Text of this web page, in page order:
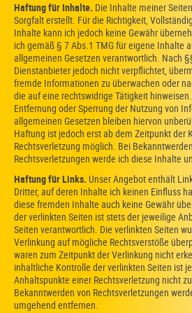
Haftung für Inhalte. Die Inhalte meiner
Sorgfalt erstellt. Für die Richtigkeit,
Inhalte kann ich jedoch keine Gewähr
ich gemäß § 7 Abs.1 TMG für eigene Inhalte
allgemeinen Gesetzen verantwortlich. Nach
Dienstanbieter jedoch nicht verpflichtet,
fremde Informationen zu überwachen oder
die auf eine rechtswidrige Tätigkeit
Entfernung oder Sperrung der Nutzung von
allgemeinen Gesetzen bleiben hiervon
Haftung ist jedoch erst ab dem Zeitpunkt der
Rechtsverletzung möglich. Bei
Rechtsverletzungen werde ich diese Inhalte
Haftung für Links. Unser Angebot enthält
Dritter, auf deren Inhalte ich keinen Einfluss
diese fremden Inhalte auch keine Gewähr
der verlinkten Seiten ist stets der jeweilige
Seiten verantwortlich. Die verlinkten Seiten
Verlinkung auf mögliche Rechtsverstöße
waren zum Zeitpunkt der Verlinkung nicht
inhaltliche Kontrolle der verlinkten Seiten ist
Anhaltspunkte einer Rechtsverletzung nicht
Bekanntwerden von Rechtsverletzungen
umgehend entfernen.